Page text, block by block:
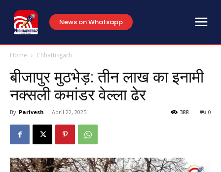
News on Whatsapp
Home Chhattisgarh
बीजापुर मुठभेड़: तीन लाख का इनामी
नक्सली कमांडर वेल्ला ढेर
By Parivesh - April 22, 2025 0
388